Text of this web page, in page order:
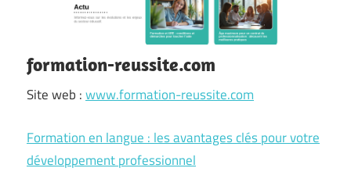
formation-reussite.com
Site web :www.formation-reussite.com
Formation en langue : les avantages clés pour votre
développement professionnel